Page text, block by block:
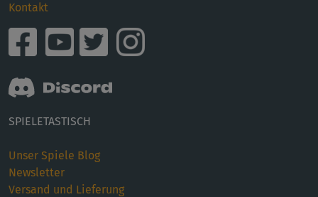
Kontakt
SPIELETASTISCH
Unser Spiele Blog
Newsletter
Versand und Lieferung